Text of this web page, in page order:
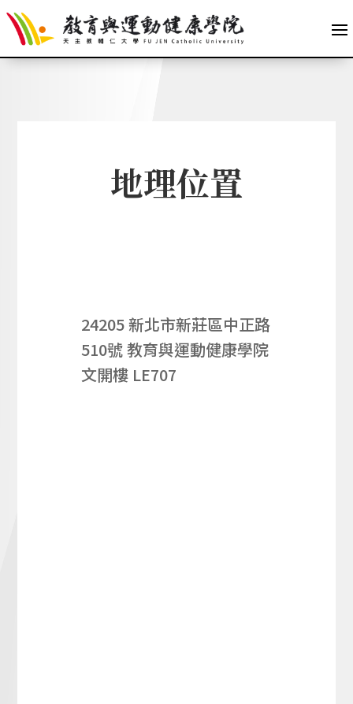
地理位置
24205 新北市新莊區中正路
510號 教育與運動健康學院
文開樓 LE707